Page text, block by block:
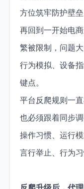
方位筑牢防护壁垒
再回到一开始电
繁被限制，问题
行为模拟、设备
键点。
平台反爬规则一
也必须跟着同步
操作习惯、运行
言行举止、行为